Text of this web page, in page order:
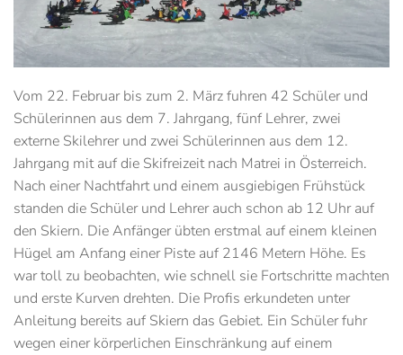
Vom 22. Februar bis zum 2. März fuhren 42 Schüler und
Schülerinnen aus dem 7. Jahrgang, fünf Lehrer, zwei
externe Skilehrer und zwei Schülerinnen aus dem 12.
Jahrgang mit auf die Skifreizeit nach Matrei in Österreich.
Nach einer Nachtfahrt und einem ausgiebigen Frühstück
standen die Schüler und Lehrer auch schon ab 12 Uhr auf
den Skiern. Die Anfänger übten erstmal auf einem kleinen
Hügel am Anfang einer Piste auf 2146 Metern Höhe. Es
war toll zu beobachten, wie schnell sie Fortschritte machten
und erste Kurven drehten. Die Profis erkundeten unter
Anleitung bereits auf Skiern das Gebiet. Ein Schüler fuhr
wegen einer körperlichen Einschränkung auf einem